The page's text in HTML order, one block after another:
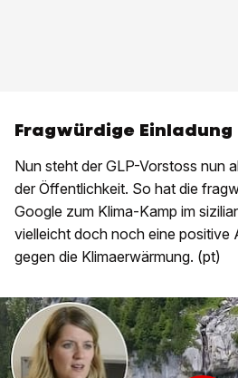
Fragwürdige Einladung
Nun steht der GLP-Vorstoss nun
der Öffentlichkeit. So hat die
Google zum Klima-Kamp im
vielleicht doch noch eine positive
gegen die Klimaerwärmung. (pt)